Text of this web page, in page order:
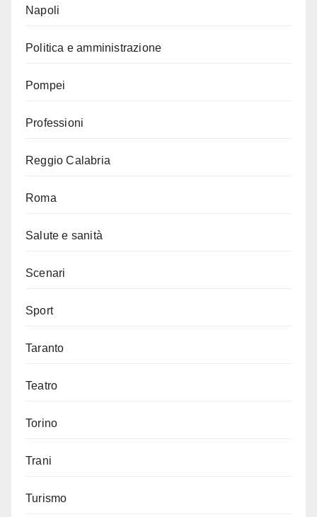
Napoli
Politica e amministrazione
Pompei
Professioni
Reggio Calabria
Roma
Salute e sanità
Scenari
Sport
Taranto
Teatro
Torino
Trani
Turismo